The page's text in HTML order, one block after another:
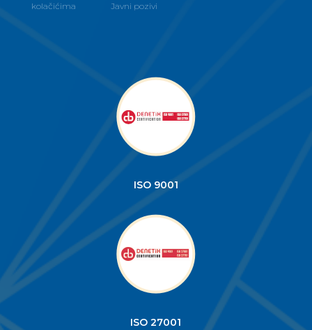
kolačićima
Javni pozivi
ISO 9001
ISO 27001